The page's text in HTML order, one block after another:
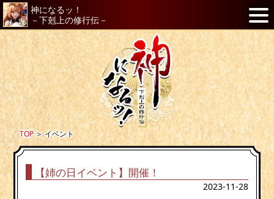
神になるッ！
－下剋上の修行伝－
TOP＞イベント
【姉の日イベント】開催！
2023-11-28